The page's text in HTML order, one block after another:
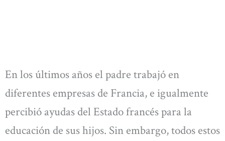
En los últimos años el padre trabajó en
diferentes empresas de Francia, e igualmente
percibió ayudas del Estado francés para la
educación de sus hijos. Sin embargo, todos estos